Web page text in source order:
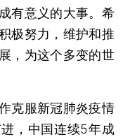
有意义的大事。希
极努力，维护和推
，为这个多变的世
服新冠肺炎疫情
，中国连续5年成